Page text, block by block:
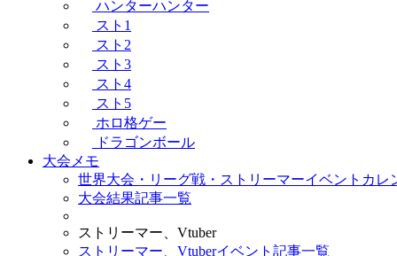
ハンターハンター
スト1
スト2
スト3
スト4
スト5
ホロ格ゲー
ドラゴンボール
大会メモ
世界大会・リーグ戦・ストリーマーイベントカレ
大会結果記事一覧
ストリーマー、Vtuber
ストリーマー、Vtuberイベント記事一覧